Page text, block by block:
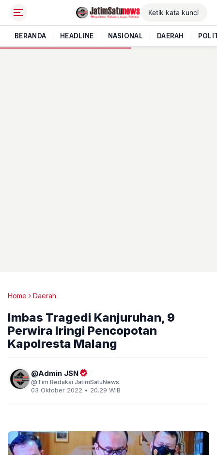
BERANDA HEADLINE NASIONAL DAERAH
Home Daerah
Imbas Tragedi Kanjuruhan, 9
Perwira Iringi Pencopotan
Kapolresta Malang
Admin JSN
Tim Redaksi JatimSatuNews
03 Oktober 2022 • 20.29 WIB